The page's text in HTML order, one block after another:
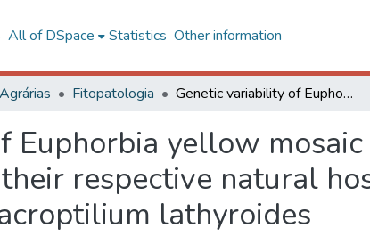
All of DSpace Statistics Other information
Fitopatologia Genetic variability of Euphorbia yellow mosaic virus and Macroptilium yellow vein virus in their respective natural hosts, Euphorbia heterophylla and Macroptilium lathyroides
Euphorbia yellow
respective natural
lathyroides